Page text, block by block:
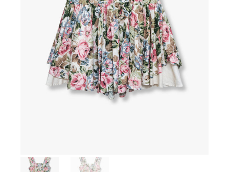
VELKOMMEN TIL VÅRT VINTAGE UNIVERS
Meld deg på vårt nyhetsbrev og få tilgang til
eksklusive nyheter,pre-shopping og eventer rett i
din innboks.
SIGN UP